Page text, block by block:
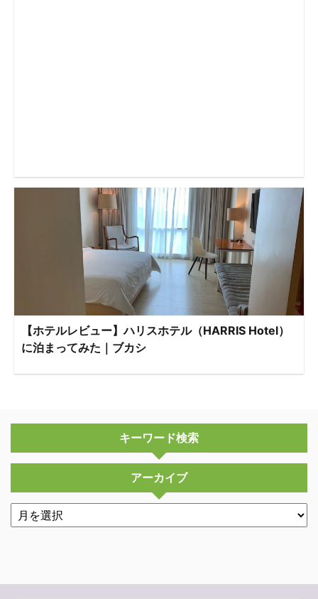
【ホテルレビュー】ハリスホテル（HARRIS Hotel）
に泊まってみた｜ブカシ
キーワード検索
アーカイブ